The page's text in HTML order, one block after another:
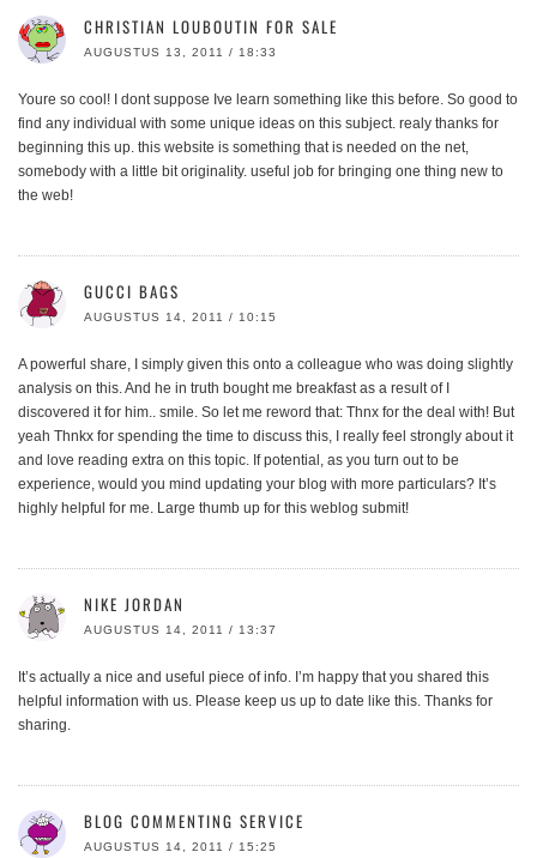
CHRISTIAN LOUBOUTIN FOR SALE
AUGUSTUS 13, 2011 / 18:33
Youre so cool! I dont suppose Ive learn something like this before. So good to
find any individual with some unique ideas on this subject. realy thanks for
beginning this up. this website is something that is needed on the net,
somebody with a little bit originality. useful job for bringing one thing new to
the web!
GUCCI BAGS
AUGUSTUS 14, 2011 / 10:15
A powerful share, I simply given this onto a colleague who was doing slightly
analysis on this. And he in truth bought me breakfast as a result of I
discovered it for him.. smile. So let me reword that: Thnx for the deal with! But
yeah Thnkx for spending the time to discuss this, I really feel strongly about it
and love reading extra on this topic. If potential, as you turn out to be
experience, would you mind updating your blog with more particulars? It’s
highly helpful for me. Large thumb up for this weblog submit!
NIKE JORDAN
AUGUSTUS 14, 2011 / 13:37
It’s actually a nice and useful piece of info. I’m happy that you shared this
helpful information with us. Please keep us up to date like this. Thanks for
sharing.
BLOG COMMENTING SERVICE
AUGUSTUS 14, 2011 / 15:25